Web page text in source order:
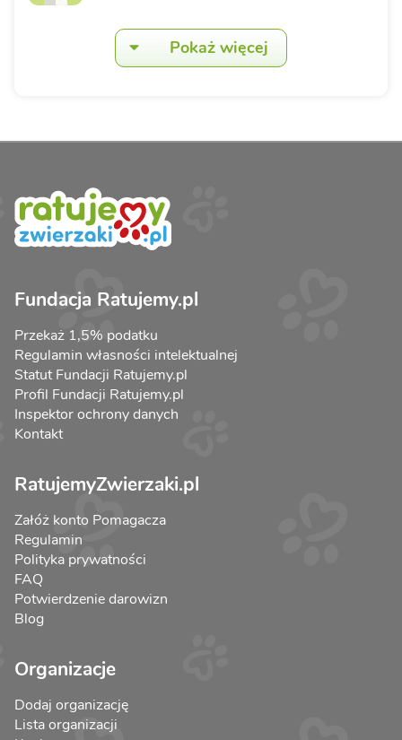
Pokaż więcej
Fundacja Ratujemy.pl
Przekaż 1,5% podatku
Regulamin własności intelektualnej
Statut Fundacji Ratujemy.pl
Profil Fundacji Ratujemy.pl
Inspektor ochrony danych
Kontakt
RatujemyZwierzaki.pl
Załóż konto Pomagacza
Regulamin
Polityka prywatności
FAQ
Potwierdzenie darowizn
Blog
Organizacje
Dodaj organizację
Lista organizacji